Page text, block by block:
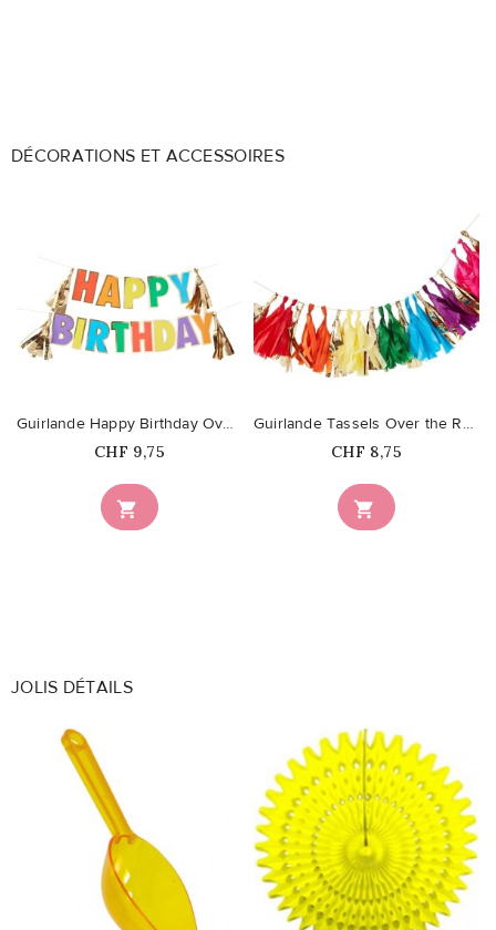
DÉCORATIONS ET ACCESSOIRES
favorite_border

Guirlande Happy Birthday Over...
Prix
CHF 9,75
favorite_border

Guirlande Tassels Over the Rainbow
Prix
CHF 8,75
JOLIS DÉTAILS
favorite_border